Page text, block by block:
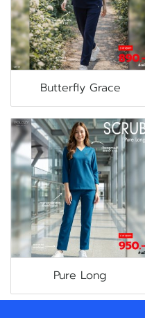
Butterfly Grace
Pure Long